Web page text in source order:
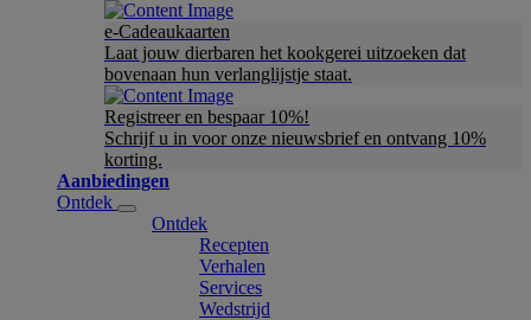
e-Cadeaukaarten
Laat jouw dierbaren het kookgerei uitzoeken dat
bovenaan hun verlanglijstje staat.
Registreer en bespaar 10%!
Schrijf u in voor onze nieuwsbrief en ontvang 10%
korting.
Aanbiedingen
Ontdek
Ontdek
Recepten
Verhalen
Services
Wedstrijd